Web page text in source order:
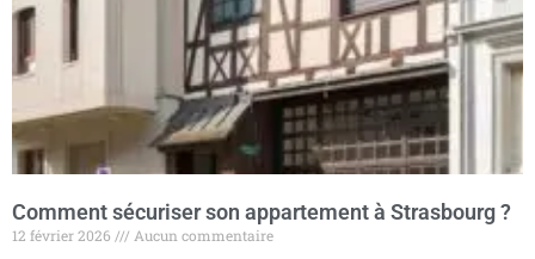
Comment sécuriser son appartement à Strasbourg ?
12 février 2026
Aucun commentaire